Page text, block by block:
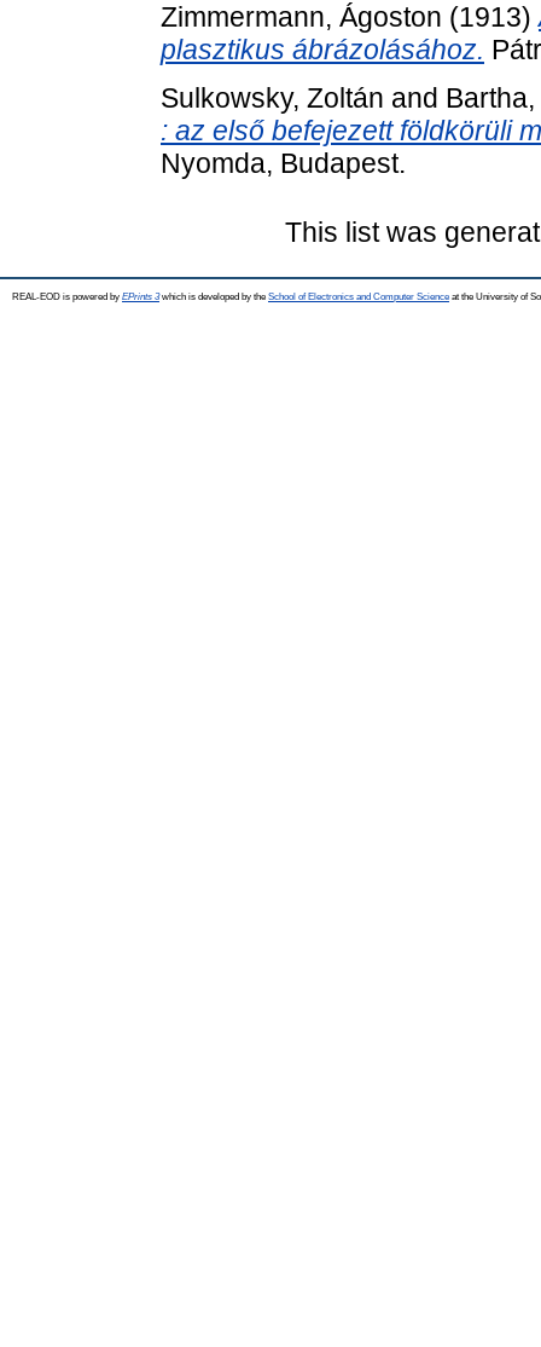
Zimmermann, Ágoston (1913)
plasztikus ábrázolásához.
Sulkowsky, Zoltán and
: az első befejezett földkörüli
Nyomda, Budapest.
This list was
REAL-EOD is powered by EPrints 3which is developed by the School of Electronics and Computer Science at the University of